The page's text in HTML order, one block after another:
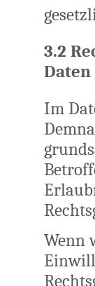
3.2
Daten
Im
Wenn